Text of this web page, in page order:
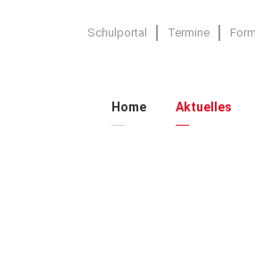
Schulportal Termine
Home Aktuelles